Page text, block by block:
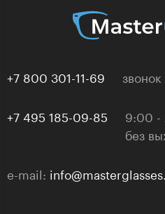
+7 800 301-11-69
+7 495 185-09-85
9:00 -
без
e-mail: